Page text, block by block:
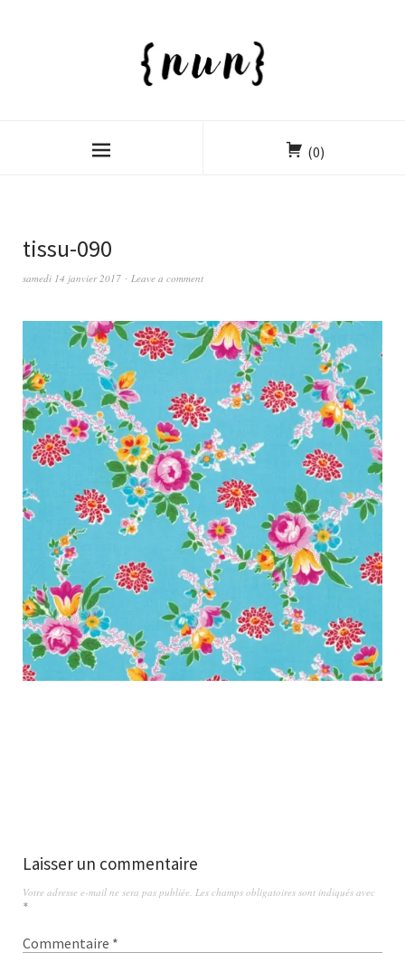
(0)
tissu-090
samedi 14 janvier 2017 Leave a comment
Laisser un commentaire
Votre adresse e-mail ne sera pas publiée. Les champs obligatoires sont indiqués avec
*
Commentaire *